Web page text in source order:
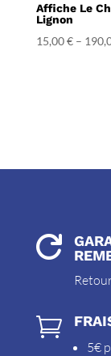
Affiche Le
Lignon
15,00€–


5€